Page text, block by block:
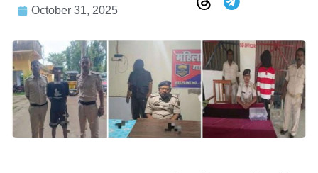
October 31, 2025